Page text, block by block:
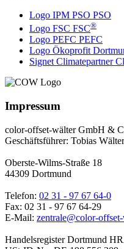
Logo IPM PSO PSO
Logo FSC FSC®
Logo PEFC PEFC
Logo Ökoprofit
Signet Climatepartner
Impressum
color-offset-wälter GmbH &
Geschäftsführer: Tobias Wälter
Oberste-Wilms-Straße 18
44309 Dortmund
Telefon: 02 31 - 97 67 64-0
Fax: 02 31 - 97 67 64-29
E-Mail: zentrale@color-
Handelsregister Dortmund